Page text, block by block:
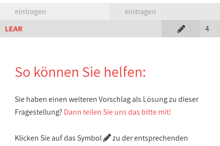
eintragen
eintragen
LEAR
4
So können Sie helfen:
Sie haben einen weiteren Vorschlag als Lösung zu dieser
Fragestellung? Dann teilen Sie uns das bitte mit!
Klicken Sie auf das Symbol
zu der entsprechenden